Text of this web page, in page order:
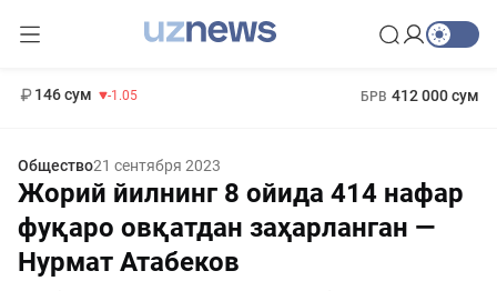
146 сум -1.05 БРВ 412 000 сум
Общество21 сентября 2023
Жорий йилнинг 8 ойида 414 нафар
фуқаро овқатдан заҳарланган —
Нурмат Атабеков